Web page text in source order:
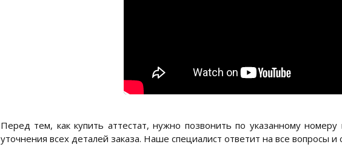
Перед тем, как купить аттестат, нужно позвонить по указанному
уточнения всех деталей заказа. Наше специалист ответит на все вопросы